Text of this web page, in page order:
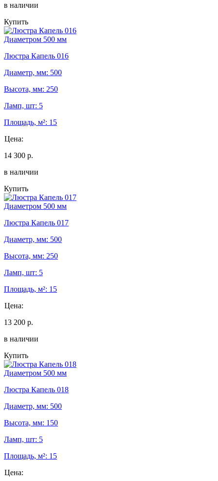
в наличии
Купить
Диаметром 500 мм
Люстра Капель 016
Диаметр, мм: 500
Высота, мм: 250
Ламп, шт: 5
Площадь, м²: 15
Цена:
14 300 р.
в наличии
Купить
Диаметром 500 мм
Люстра Капель 017
Диаметр, мм: 500
Высота, мм: 250
Ламп, шт: 5
Площадь, м²: 15
Цена:
13 200 р.
в наличии
Купить
Диаметром 500 мм
Люстра Капель 018
Диаметр, мм: 500
Высота, мм: 150
Ламп, шт: 5
Площадь, м²: 15
Цена: